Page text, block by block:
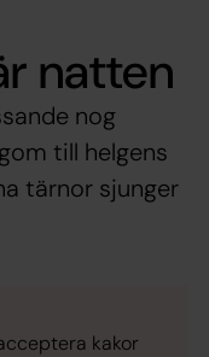
natten
nog
till helgens
tärnor sjunger
kakor